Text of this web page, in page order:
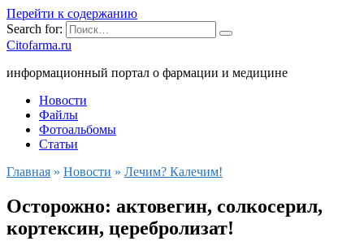
Перейти к содержанию
Search for:
Citofarma.ru
информационный портал о фармации и медицине
Новости
Файлы
Фотоальбомы
Статьи
Главная » Новости » Лечим? Калечим!
Осторожно: актовегин, солкосерил,
кортексин, церебролизат!